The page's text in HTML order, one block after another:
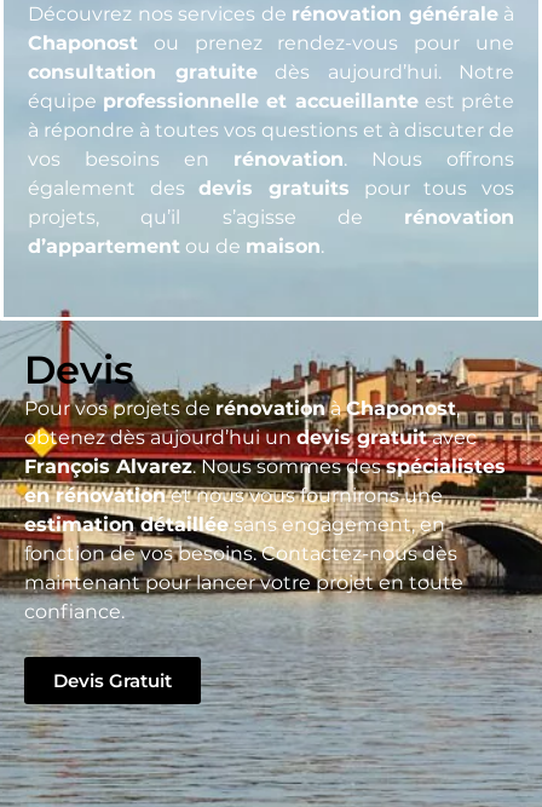
Découvrez nos services de rénovation généraleà
Chaponost ou prenez rendez-vous pour une
consultation gratuitedès aujourd’hui. Notre
équipe professionnelle et accueillanteest prête
à répondre à toutes vos questions et à discuter de
vos besoins en rénovation. Nous offrons
également desdevis gratuits pour tous vos
projets, qu’il s’agisse de rénovation
d’appartement ou de maison.
Devis
Pour vos projets de rénovationàChaponost,
obtenez dès aujourd’hui undevis gratuitavec
François Alvarez. Nous sommes desspécialistes
en rénovationet nous vous fournirons une
estimation détailléesans engagement, en
fonction de vos besoins. Contactez-nous dès
maintenant pour lancer votre projet en toute
confiance.
Devis Gratuit